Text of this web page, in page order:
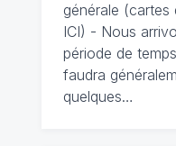
générale (cartes
ICI) - Nous
période de
faudra
quelques…